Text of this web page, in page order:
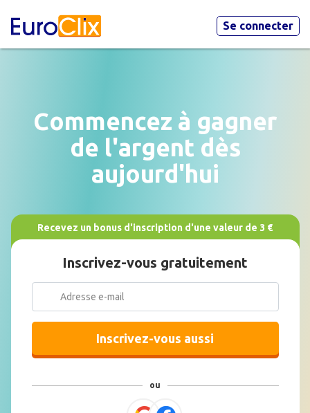
Se connecter
Commencez à gagner
de l'argent dès
aujourd'hui
Recevez un bonus d'inscription d'une valeur de 3 €
Inscrivez-vous gratuitement
Inscrivez-vous aussi